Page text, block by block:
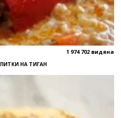
1 974 702 видяна
НА ТИГАН